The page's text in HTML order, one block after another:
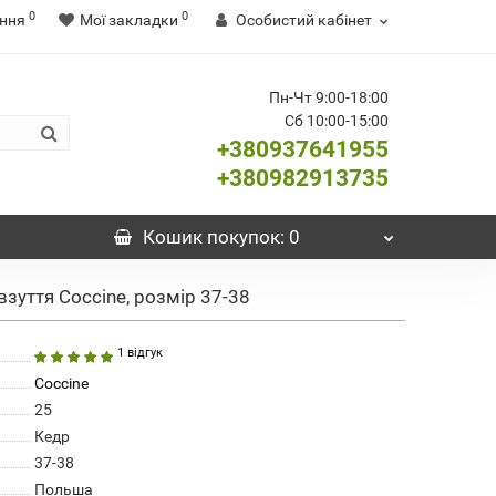
0 Мої закладки 0 Особистий кабінет
Пн-Чт 9:00-18:00
Сб 10:00-15:00
+380937641955
+380982913735
Кошик покупок: 0
Coccine, розмір 37-38
1 відгук
Coccine
25
Кедр
37-38
Польша